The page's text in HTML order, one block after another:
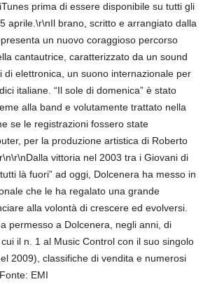
prima di essere disponibile su tutti gli
aprile.\r\nIl brano, scritto e arrangiato dalla
un nuovo coraggioso percorso
cantautrice, caratterizzato da un sound
di elettronica, un suono internazionale per
italiane. “Il sole di domenica” è stato
alla band e volutamente trattato nella
se le registrazioni fossero state
per la produzione artistica di Roberto
vittoria nel 2003 tra i Giovani di
là fuori” ad oggi, Dolcenera ha messo in
che le ha regalato una grande
alla volontà di crescere ed evolversi.
permesso a Dolcenera, negli anni, di
il n. 1 al Music Control con il suo singolo
2009), classifiche di vendita e numerosi
EMI